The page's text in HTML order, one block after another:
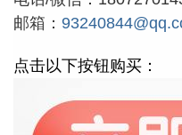
邮箱：
点击以下按钮购买：